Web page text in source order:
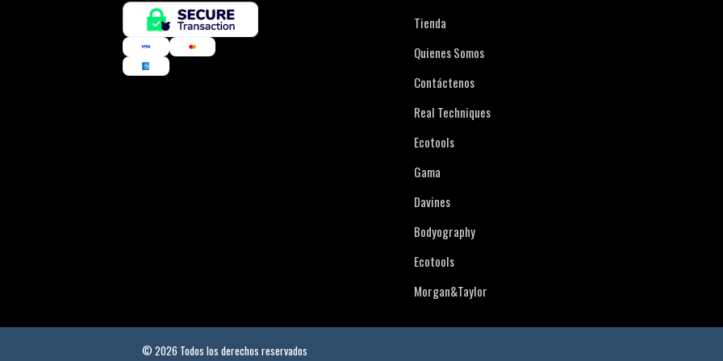
Tienda
Quienes Somos
Contáctenos
Real Techniques
Ecotools
Gama
Davines
Bodyography
Ecotools
Morgan&Taylor
© 2026 Todos los derechos reservados